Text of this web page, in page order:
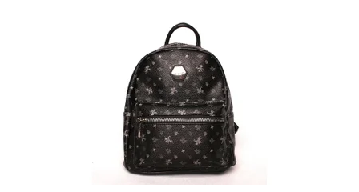
Kouzelný městský malý batůžek v černé barvě s
různými ornamenty a symbolem jezdce na koni je
Skladem
9012
David Jones Paris
2 roky